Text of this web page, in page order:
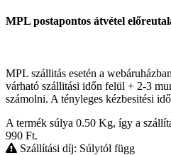
MPL postapontos átvétel
MPL szállitás esetén a
várható szállitási időn felül + 2-3
számolni. A tényleges kézbesitési
A termék súlya 0.50 Kg, így a
990 Ft.
Szállítási díj: Súlytól függ